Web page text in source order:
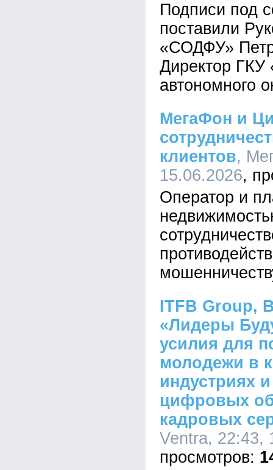
Подписи под
поставили
«СОДФУ»
Директор ГКУ
автономного
МегаФон и
клиентов,
15.06.2026
Оператор и
ITFB Group,
«Лидеры
усилия для
молодежи в
индустриях
цифровых
кадровых
Ventra, 22:43,